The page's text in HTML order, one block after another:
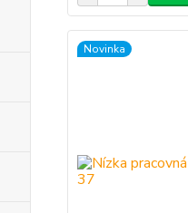
Novinka